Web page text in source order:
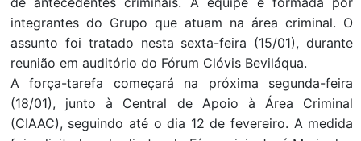
integrantes do Grupo que atuam na área criminal. O
assunto foi tratado nesta sexta-feira (15/01), durante
reunião em auditório do Fórum Clóvis Beviláqua.
A força-tarefa começará na próxima segunda-feira
(18/01), junto à Central de Apoio à Área Criminal
(CIAAC), seguindo até o dia 12 de fevereiro. A medida